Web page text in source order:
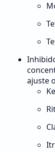
ajuste